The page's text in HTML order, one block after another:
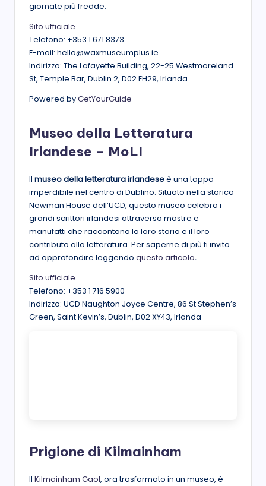
giornate più fredde.
Sito ufficiale
Telefono: +353 1 671 8373
E-mail: hello@waxmuseumplus.ie
Indirizzo: The Lafayette Building, 22-25 Westmoreland
St, Temple Bar, Dublin 2, D02 EH29, Irlanda
Powered byGetYourGuide
Museo della Letteratura
Irlandese – MoLI
Il museo della letteratura irlandeseè una tappa
imperdibile nel centro di Dublino. Situato nella storica
Newman House dell’UCD, questo museo celebra i
grandi scrittori irlandesi attraverso mostre e
manufatti che raccontano la loro storia e il loro
contributo alla letteratura. Per saperne di più ti invito
ad approfondire leggendo questo articolo.
Sito ufficiale
Telefono: +353 1 716 5900
Indirizzo: UCD Naughton Joyce Centre, 86 St Stephen’s
Green, Saint Kevin’s, Dublin, D02 XY43, Irlanda
Prigione di Kilmainham
Il Kilmainham Gaol, ora trasformato in un museo, è